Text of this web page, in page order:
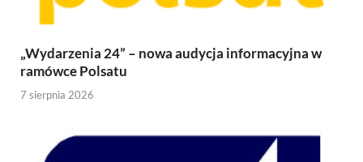
„Wydarzenia 24” – nowa audycja informacyjna w
ramówce Polsatu
7 sierpnia 2026